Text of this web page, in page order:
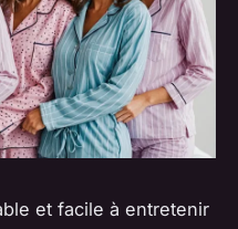
et facile à entretenir